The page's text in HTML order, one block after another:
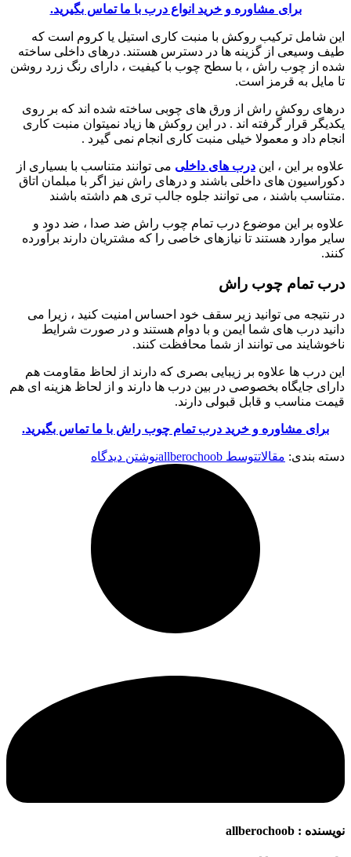
برای مشاوره و خرید انواع درب با ما تماس بگیرید.
این شامل ترکیب روکش با منبت کاری استیل یا کروم است که
طیف وسیعی از گزینه ها در دسترس هستند. درهای داخلی ساخته
شده از چوب راش ، با سطح چوب با کیفیت ، دارای رنگ زرد روشن
تا مایل به قرمز است.
درهای روکش راش از ورق های چوبی ساخته شده اند که بر روی
یکدیگر قرار گرفته اند . در این روکش ها زیاد نمیتوان منبت کاری
انجام داد و معمولا خیلی منبت کاری انجام نمی گیرد .
علاوه بر این ، این درب های داخلی می توانند متناسب با بسیاری از
دکوراسیون های داخلی باشند و درهای راش نیز اگر با مبلمان اتاق
متناسب باشند ، می توانند جلوه جالب تری هم داشته باشند.
علاوه بر این موضوع درب تمام چوب راش ضد صدا ، ضد دود و
سایر موارد هستند تا نیازهای خاصی را که مشتریان دارند برآورده
کنند.
درب تمام چوب راش
در نتیجه می توانید زیر سقف خود احساس امنیت کنید ، زیرا می
دانید درب های شما ایمن و با دوام هستند و در صورت شرایط
ناخوشایند می توانند از شما محافظت کنند.
این درب ها علاوه بر زیبایی بصری که دارند از لحاظ مقاومت هم
دارای جایگاه بخصوصی در بین درب ها دارند و از لحاظ هزینه ای هم
قیمت مناسب و قابل قبولی دارند.
برای مشاوره و خرید درب تمام چوب راش با ما تماس بگیرید.
دسته بندی: مقالاتتوسط allberochoobنوشتن دیدگاه
نویسنده :